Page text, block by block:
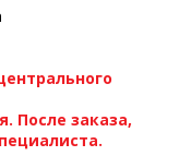
После заказа,